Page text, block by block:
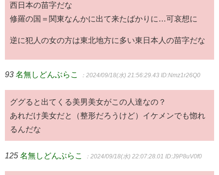
西日本の苗字だな
修羅の国＝関東なんかに出て来たばかりに…可哀想に
逆に犯人の女の方は東北地方に多い東日本人の苗字だな
93 名無しどんぶらこ ：2024/09/18(水) 21:56:29.43 ID:Nmz1r26Q0
ググると出てくる美男美女がこの人達なの？
あれだけ美女だと（整形だろうけど）イケメンでも惚れ
るんだな
125 名無しどんぶらこ ：2024/09/18(水) 22:07:28.01 ID:J9P8uV0f0